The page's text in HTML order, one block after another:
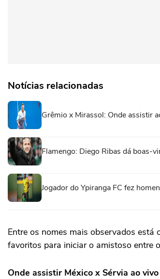
Notícias relacionadas
Grêmio x Mirassol: Onde assistir
Flamengo: Diego Ribas dá boas-
Jogador do Ypiranga FC fez
Entre os nomes mais observados está
favoritos para iniciar o amistoso entre
Onde assistir México x Sérvia ao vivo